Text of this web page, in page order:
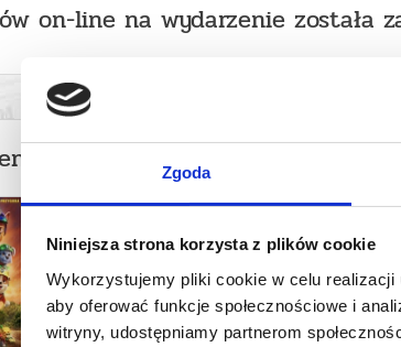
Zgoda
Niniejsza strona korzysta z plików cookie
Wykorzystujemy pliki cookie w celu realizacji
aby oferować funkcje społecznościowe i
witryny, udostępniamy partnerom
on-line na wydarzenie została
organizatora